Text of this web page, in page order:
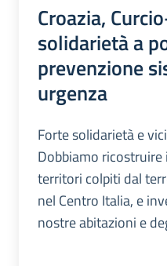
Croazia,
solidarietà a
prevenzione
urgenza
Forte solidarietà e
Dobbiamo
territori colpiti dal
nel Centro Italia, e
nostre abitazioni e